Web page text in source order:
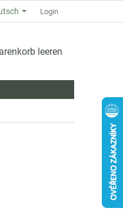
ALLGEMEINE
Login
leeren